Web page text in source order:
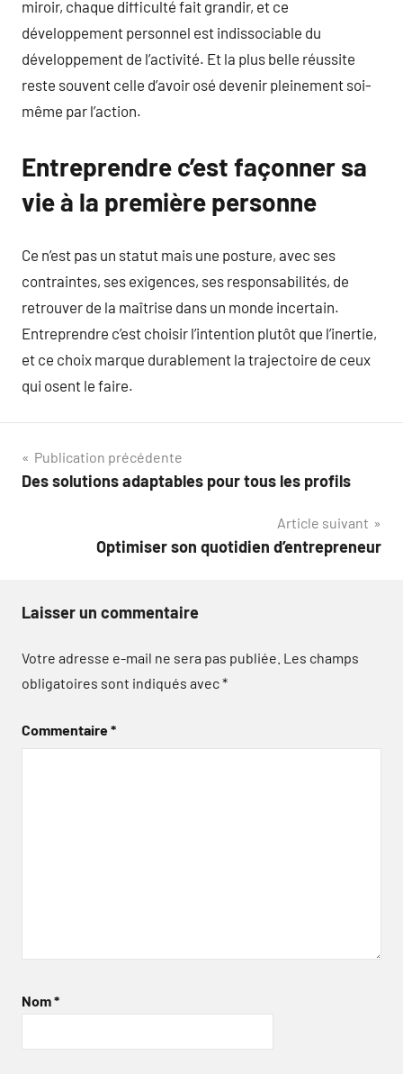
miroir, chaque difficulté fait grandir, et ce
développement personnel est indissociable du
développement de l’activité. Et la plus belle réussite
reste souvent celle d’avoir osé devenir pleinement soi-
même par l’action.
Entreprendre c’est façonner sa
vie à la première personne
Ce n’est pas un statut mais une posture, avec ses
contraintes, ses exigences, ses responsabilités, de
retrouver de la maîtrise dans un monde incertain.
Entreprendre c’est choisir l’intention plutôt que l’inertie,
et ce choix marque durablement la trajectoire de ceux
qui osent le faire.
Navigation
de
Publication précédente
Des solutions adaptables pour tous les profils
Article suivant
Optimiser son quotidien d’entrepreneur
Laisser un commentaire
Votre adresse e-mail ne sera pas publiée. Les champs
obligatoires sont indiqués avec*
Commentaire*
Nom*